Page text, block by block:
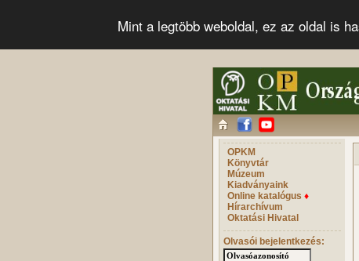
Mint a legtöbb weboldal, ez az oldal is
OPKM
Könyvtár
Múzeum
Kiadványaink
Online katalógus ♦
Hírarchívum
Oktatási Hivatal
Olvasói bejelentkezés: